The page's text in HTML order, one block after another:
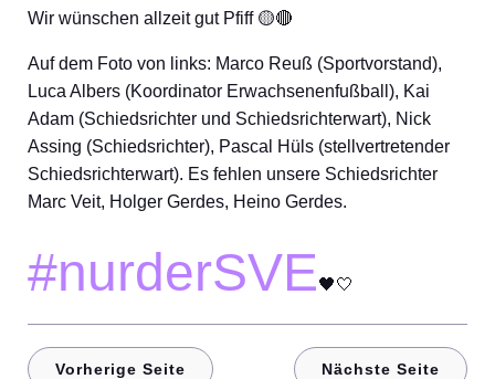
Wir wünschen allzeit gut Pfiff 🟡🔴
Auf dem Foto von links: Marco Reuß (Sportvorstand),
Luca Albers (Koordinator Erwachsenenfußball), Kai
Adam (Schiedsrichter und Schiedsrichterwart), Nick
Assing (Schiedsrichter), Pascal Hüls (stellvertretender
Schiedsrichterwart). Es fehlen unsere Schiedsrichter
Marc Veit, Holger Gerdes, Heino Gerdes.
#nurderSVE🖤🤍
Vorherige Seite Nächste Seite